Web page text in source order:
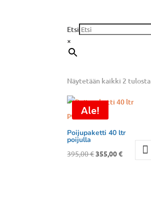
Etsi
×
Näytetään kaikki 2 tulosta
Ale!
Poijupaketti 40 ltr
poijulla
395,00€Alkuperäinen
355,00€Nykyinen